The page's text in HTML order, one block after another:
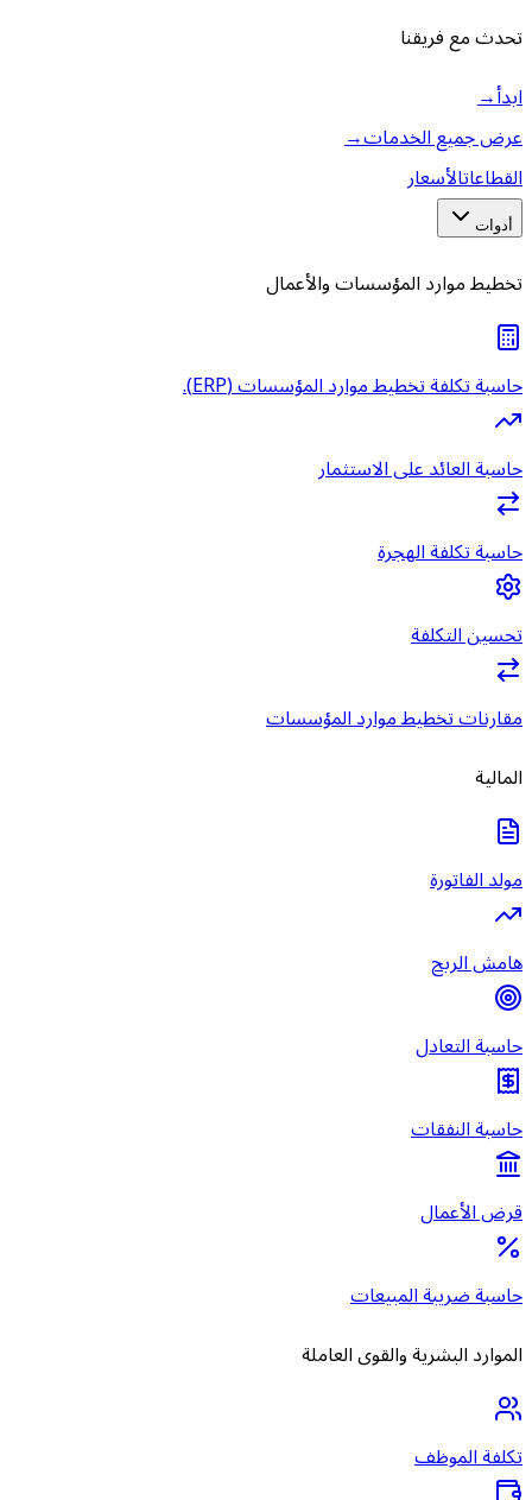
تحدث مع فريقنا
ابدأ→
عرض جميع الخدمات→
القطاعاتالأسعار
أدوات
تخطيط موارد المؤسسات والأعمال
حاسبة تكلفة تخطيط موارد المؤسسات (ERP).
حاسبة العائد على الاستثمار
حاسبة تكلفة الهجرة
تحسين التكلفة
مقارنات تخطيط موارد المؤسسات
المالية
مولد الفاتورة
هامش الربح
حاسبة التعادل
حاسبة النفقات
قرض الأعمال
حاسبة ضريبة المبيعات
الموارد البشرية والقوى العاملة
تكلفة الموظف